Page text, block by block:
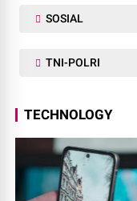
SOSIAL
TNI-POLRI
TECHNOLOGY